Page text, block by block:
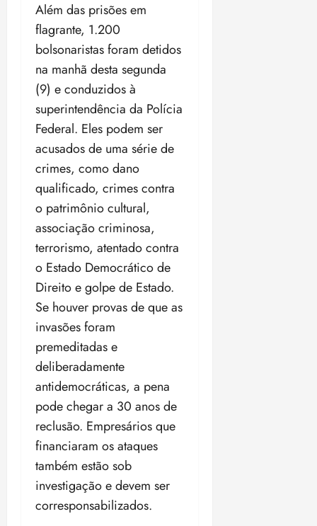
Além das prisões em
flagrante, 1.200
bolsonaristas foram detidos
na manhã desta segunda
(9) e conduzidos à
superintendência da Polícia
Federal. Eles podem ser
acusados de uma série de
crimes, como dano
qualificado, crimes contra
o patrimônio cultural,
associação criminosa,
terrorismo, atentado contra
o Estado Democrático de
Direito e golpe de Estado.
Se houver provas de que as
invasões foram
premeditadas e
deliberadamente
antidemocráticas, a pena
pode chegar a 30 anos de
reclusão. Empresários que
financiaram os ataques
também estão sob
investigação e devem ser
corresponsabilizados.